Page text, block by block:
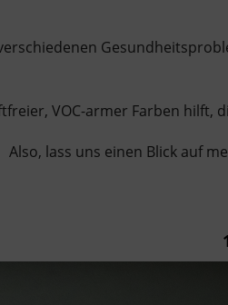
VOC-armer Farben hilft,
Also, lass uns einen Blick auf